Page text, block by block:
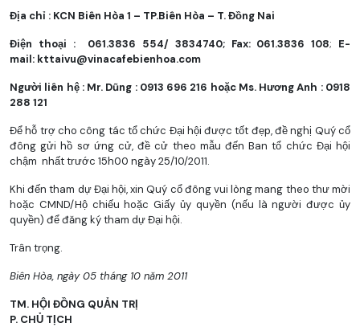
Địa chỉ : KCN Biên Hòa 1 – TP.Biên Hòa – T. Đồng Nai
Điện thoại : 061.3836 554/ 3834740; Fax: 061.3836 108; E-
mail: kttaivu@vinacafebienhoa.com
Người liên hệ : Mr. Dũng : 0913 696 216 hoặc Ms. Hương Anh : 0918
288 121
Để hỗ trợ cho công tác tổ chức Đại hội được tốt đẹp, đề nghị Quý cổ
đông gửi hồ sơ ứng cử, đề cử theo mẫu đến Ban tổ chức Đại hội
chậm nhất trước 15h00 ngày 25/10/2011.
Khi đến tham dự Đại hội, xin Quý cổ đông vui lòng mang theo thư mời
hoặc CMND/Hộ chiếu hoặc Giấy ủy quyền (nếu là người được ủy
quyền) để đăng ký tham dự Đại hội.
Trân trọng.
Biên Hòa, ngày 05 tháng 10 năm 2011
TM. HỘI ĐỒNG QUẢN TRỊ
P. CHỦ TỊCH